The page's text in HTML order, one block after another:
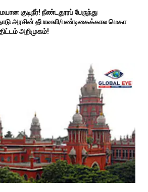
குடிநீர்! நீண்டதூரப் பேருந்து
அரசின் தீபாவளி/பண்டிகைக்கால மெகா
திட்டம் அறிமுகம்!